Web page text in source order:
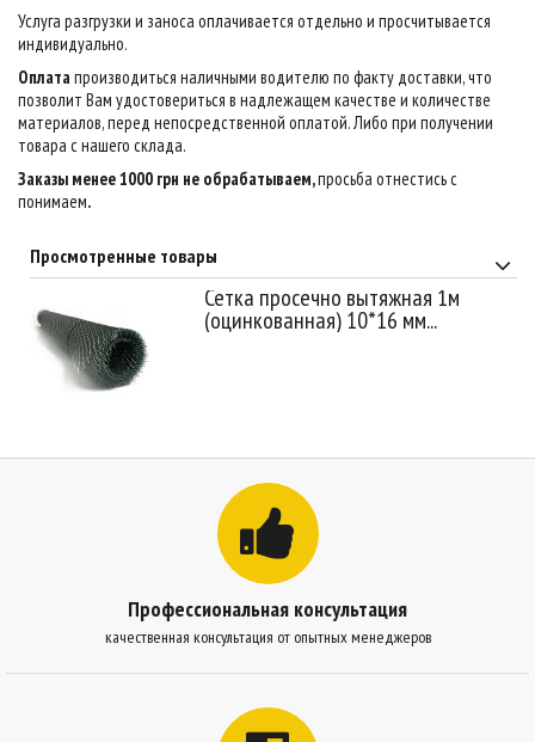
Услуга разгрузки и заноса оплачивается отдельно и просчитывается
индивидуально.
Оплатапроизводиться наличными водителю по факту доставки, что
позволит Вам удостовериться в надлежащем качестве и количестве
материалов, перед непосредственной оплатой. Либо при получении
товара с нашего склада.
Заказы менее 1000 грн не обрабатываем,просьба отнестись с
понимаем.
Просмотренные товары
Сетка просечно вытяжная 1м
(оцинкованная) 10*16 мм...
Профессиональная консультация
качественная консультация от опытных менеджеров